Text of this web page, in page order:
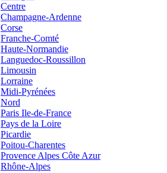
Centre
Champagne-Ardenne
Corse
Franche-Comté
Haute-Normandie
Languedoc-Roussillon
Limousin
Lorraine
Midi-Pyrénées
Nord
Paris Ile-de-France
Pays de la Loire
Picardie
Poitou-Charentes
Provence Alpes Côte Azur
Rhône-Alpes